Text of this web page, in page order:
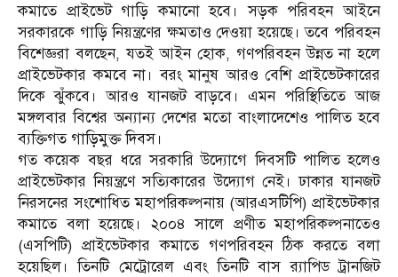
কমাতে প্রাইভেট গাড়ি কমানো হবে। সড়ক পরিবহন আইনে
সরকারকে গাড়ি নিয়ন্ত্রণের ক্ষমতাও দেওয়া হয়েছে। তবে পরিবহন
বিশেজ্ঞরা বলছেন, যতই আইন হোক, গণপরিবহন উন্নত না হলে
প্রাইভেটকার কমবে না। বরং মানুষ আরও বেশি প্রাইভেটকারের
দিকে ঝুঁকবে। আরও যানজট বাড়বে। এমন পরিস্থিতিতে আজ
মঙ্গলবার বিশ্বের অন্যান্য দেশের মতো বাংলাদেশেও পালিত হবে
ব্যক্তিগত গাড়িমুক্ত দিবস।
গত কয়েক বছর ধরে সরকারি উদ্যোগে দিবসটি পালিত হলেও
প্রাইভেটকার নিয়ন্ত্রণে সত্যিকারের উদ্যোগ নেই। ঢাকার যানজট
নিরসনের সংশোধিত মহাপরিকল্পনায় (আরএসটিপি) প্রাইভেটকার
কমাতে বলা হয়েছে। ২০০৪ সালে প্রণীত মহাপরিকল্পনাতেও
(এসপিটি) প্রাইভেটকার কমাতে গণপরিবহন ঠিক করতে বলা
হয়েছিল। তিনটি মেট্রোরেল এবং তিনটি বাস র‌্যাপিড ট্রানজিট